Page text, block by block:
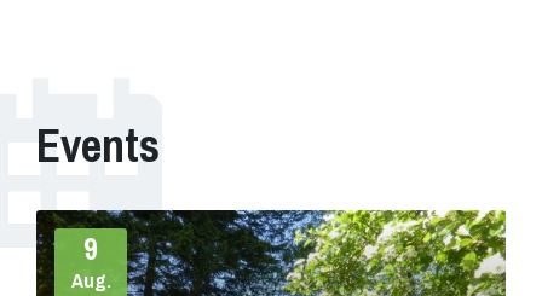
Events
9
Aug.
Weiter